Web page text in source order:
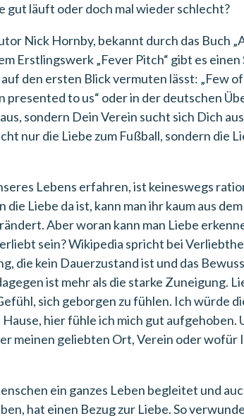
gut läuft oder doch mal wieder schlecht?
Nick Hornby, bekannt durch das Buch
Erstlingswerk „Fever Pitch“ gibt es einen
den ersten Blick vermuten lässt: „Few
presented to us“ oder in der deutschen
sondern Dein Verein sucht sich Dich
nur die Liebe zum Fußball, sondern die
Lebens erfahren, ist keineswegs
Liebe da ist, kann man ihr kaum aus
Aber woran kann man Liebe
sein? Wikipedia spricht bei
die kein Dauerzustand ist und das
ist mehr als die starke Zuneigung.
sich geborgen zu fühlen. Ich würde
hier fühle ich mich gut aufgehoben.
meinen geliebten Ort, Verein oder wofür
ein ganzes Leben begleitet und
hat einen Bezug zur Liebe. So